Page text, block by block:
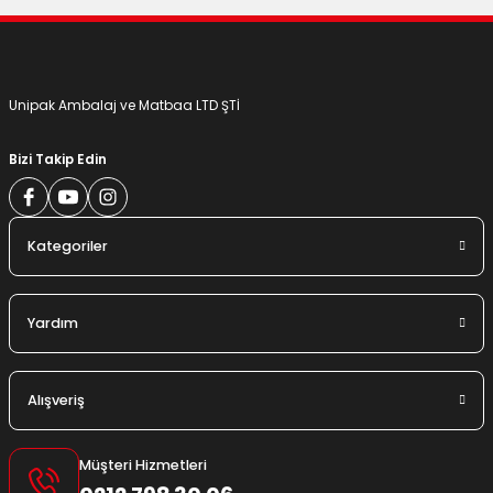
Unipak Ambalaj ve Matbaa LTD ŞTİ
Bizi Takip Edin
Kategoriler
Yardım
Alışveriş
Müşteri Hizmetleri